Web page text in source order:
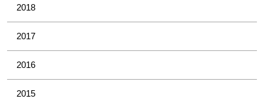
2018
2017
2016
2015